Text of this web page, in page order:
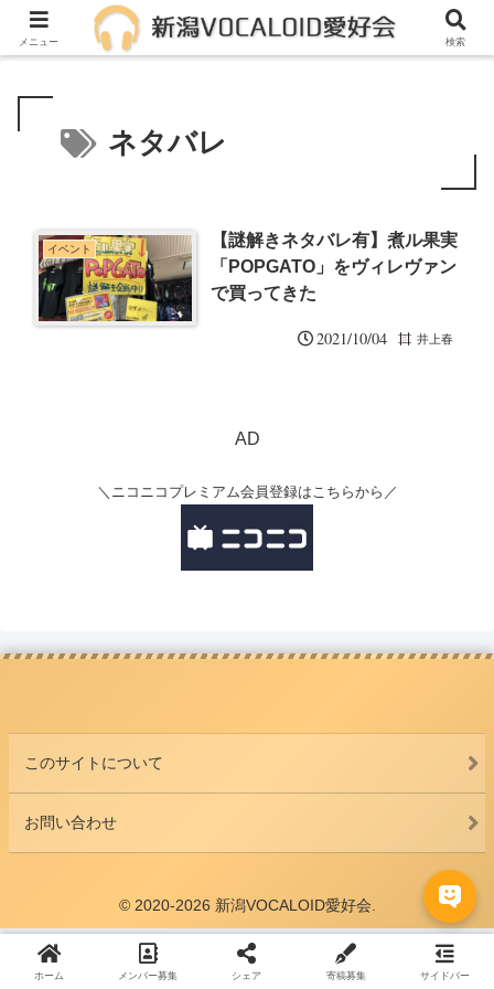
メンバー募集中！一緒に活動しませんか？
ネタバレ
イベント
【謎解きネタバレ有】煮ル果実
「POPGATO」をヴィレヴァン
で買ってきた
2021/10/04 井上春
AD
＼ニコニコプレミアム会員登録はこちらから／
このサイトについて
お問い合わせ
© 2020-2026 新潟VOCALOID愛好会.
メニュー 検索
ホーム メンバー募集 シェア 寄稿募集 サイドバー